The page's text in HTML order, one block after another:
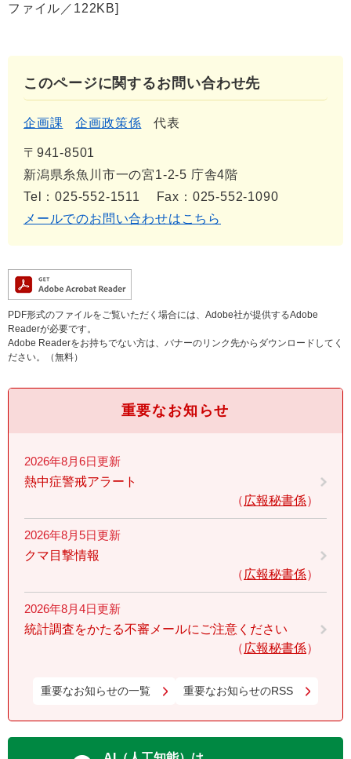
ファイル／122KB]
このページに関するお問い合わせ先
企画課 企画政策係 代表
〒941-8501
新潟県糸魚川市一の宮1-2-5 庁舎4階
Tel：025-552-1511
Fax：025-552-1090
メールでのお問い合わせはこちら
PDF形式のファイルをご覧いただく場合には、Adobe社が提供するAdobe
Readerが必要です。
Adobe Readerをお持ちでない方は、バナーのリンク先からダウンロードしてく
ださい。（無料）
重要なお知らせ
2026年8月6日更新
熱中症警戒アラート
広報秘書係
2026年8月5日更新
クマ目撃情報
広報秘書係
2026年8月4日更新
統計調査をかたる不審メールにご注意ください
広報秘書係
重要なお知らせの一覧 重要なお知らせのRSS